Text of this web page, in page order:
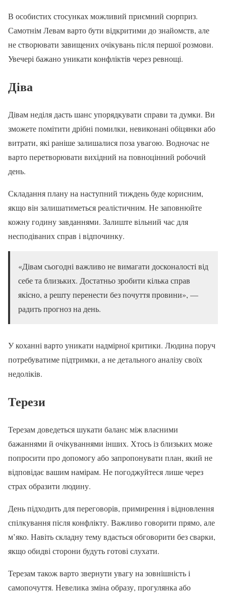
В особистих стосунках можливий приємний сюрприз.
Самотнім Левам варто бути відкритими до знайомств, але
не створювати завищених очікувань після першої розмови.
Увечері бажано уникати конфліктів через ревнощі.
Діва
Дівам неділя дасть шанс упорядкувати справи та думки. Ви
зможете помітити дрібні помилки, невиконані обіцянки або
витрати, які раніше залишалися поза увагою. Водночас не
варто перетворювати вихідний на повноцінний робочий
день.
Складання плану на наступний тиждень буде корисним,
якщо він залишатиметься реалістичним. Не заповнюйте
кожну годину завданнями. Залиште вільний час для
несподіваних справ і відпочинку.
«Дівам сьогодні важливо не вимагати досконалості від
себе та близьких. Достатньо зробити кілька справ
якісно, а решту перенести без почуття провини», —
радить прогноз на день.
У коханні варто уникати надмірної критики. Людина поруч
потребуватиме підтримки, а не детального аналізу своїх
недоліків.
Терези
Терезам доведеться шукати баланс між власними
бажаннями й очікуваннями інших. Хтось із близьких може
попросити про допомогу або запропонувати план, який не
відповідає вашим намірам. Не погоджуйтеся лише через
страх образити людину.
День підходить для переговорів, примирення і відновлення
спілкування після конфлікту. Важливо говорити прямо, але
м’яко. Навіть складну тему вдасться обговорити без сварки,
якщо обидві сторони будуть готові слухати.
Терезам також варто звернути увагу на зовнішність і
самопочуття. Невелика зміна образу, прогулянка або